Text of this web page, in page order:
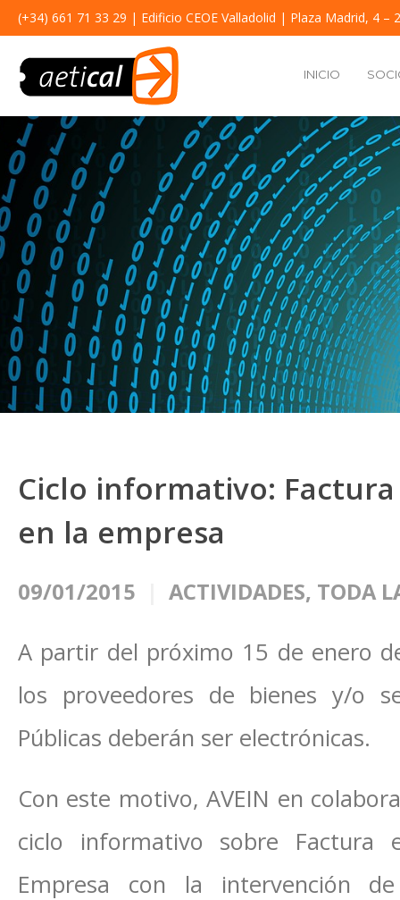
(+34) 661 71 33 29 | Edificio CEOE Valladolid | Plaza Madrid, 4 –
INICIO
Ciclo informativo:
en la empresa
09/01/2015 ACTIVIDADES, TODA
A partir del próximo 15 de enero
los proveedores de bienes y/o
Públicas deberán ser electrónicas.
Con este motivo, AVEIN en
ciclo informativo sobre
Empresa con la intervención